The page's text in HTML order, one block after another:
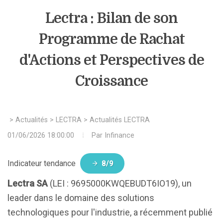
Lectra : Bilan de son
Programme de Rachat
d'Actions et Perspectives de
Croissance
> Actualités > LECTRA > Actualités LECTRA
01/06/2026 18:00:00
Par Infinance
Indicateur tendance 8/9
Lectra SA (LEI : 9695000KWQEBUDT6IO19), un
leader dans le domaine des solutions
technologiques pour l'industrie, a récemment publié